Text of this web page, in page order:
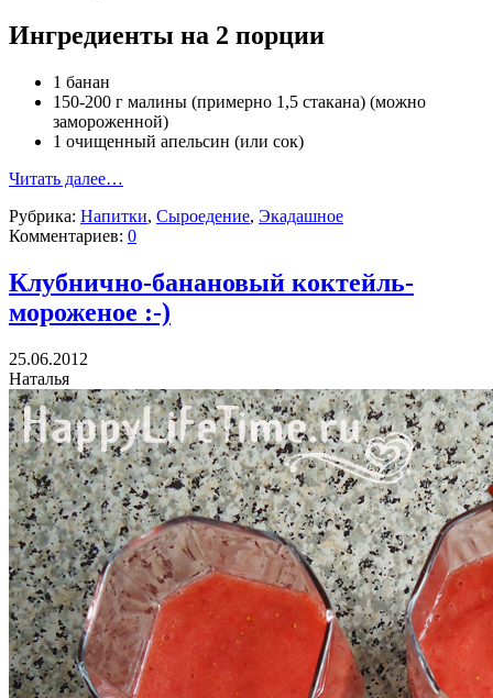
Ингредиенты на 2 порции
1 банан
150-200 г малины (примерно 1,5 стакана) (можно
замороженной)
1 очищенный апельсин (или сок)
Читать далее…
Рубрика: Напитки, Сыроедение, Экадашное
Комментариев: 0
Клубнично-банановый коктейль-
мороженое :-)
25.06.2012
Наталья